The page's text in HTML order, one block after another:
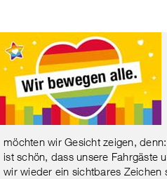
möchten wir Gesicht zeigen,
ist schön, dass unsere Fahrgäste
wir wieder ein sichtbares Zeichen